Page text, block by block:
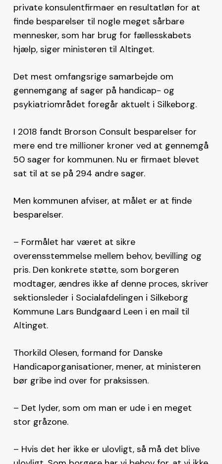
private konsulentfirmaer en resultatløn for at
finde besparelser til nogle meget sårbare
mennesker, som har brug for fællesskabets
hjælp, siger ministeren til Altinget.
Det mest omfangsrige samarbejde om
gennemgang af sager på handicap- og
psykiatriområdet foregår aktuelt i Silkeborg.
I 2018 fandt Brorson Consult besparelser for
mere end tre millioner kroner ved at gennemgå
50 sager for kommunen. Nu er firmaet blevet
sat til at se på 294 andre sager.
Men kommunen afviser, at målet er at finde
besparelser.
– Formålet har været at sikre
overensstemmelse mellem behov, bevilling og
pris. Den konkrete støtte, som borgeren
modtager, ændres ikke af denne proces, skriver
sektionsleder i Socialafdelingen i Silkeborg
Kommune Lars Bundgaard Leen i en mail til
Altinget.
Thorkild Olesen, formand for Danske
Handicaporganisationer, mener, at ministeren
bør gribe ind over for praksissen.
– Det lyder, som om man er ude i en meget
stor gråzone.
– Hvis det her ikke er ulovligt, så må det blive